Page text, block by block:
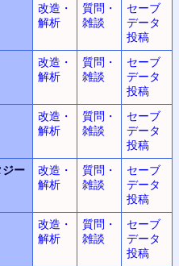
改造・
解析
質問・
雑談
セーブ
データ
投稿
改造・
解析
質問・
雑談
セーブ
データ
投稿
改造・
解析
質問・
雑談
セーブ
データ
投稿
ジー
改造・
解析
質問・
雑談
セーブ
データ
投稿
改造・
解析
質問・
雑談
セーブ
データ
投稿